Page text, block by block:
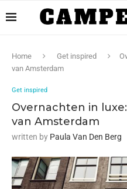
Home Get inspired
van Amsterdam
Get inspired
Overnachten in
van Amsterdam
written by Paula Van Den Berg